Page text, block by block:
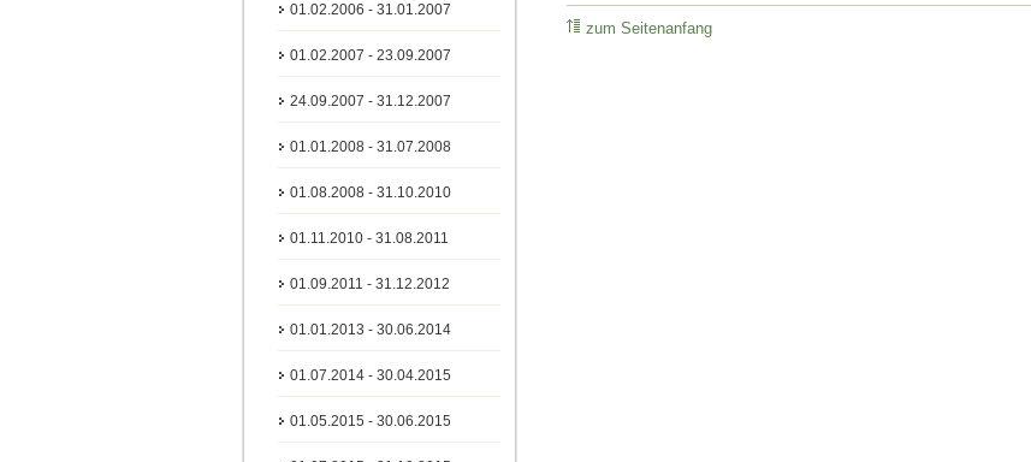
01.02.2006 - 31.01.2007
01.02.2007 - 23.09.2007
24.09.2007 - 31.12.2007
01.01.2008 - 31.07.2008
01.08.2008 - 31.10.2010
01.11.2010 - 31.08.2011
01.09.2011 - 31.12.2012
01.01.2013 - 30.06.2014
01.07.2014 - 30.04.2015
01.05.2015 - 30.06.2015
zum Seitenanfang